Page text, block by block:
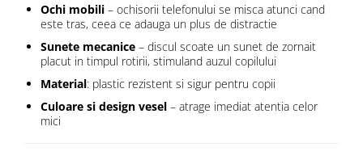
Ochi mobili – ochisorii telefonului se misca atunci cand
este tras, ceea ce adauga un plus de distractie
Sunete mecanice – discul scoate un sunet de zornait
placut in timpul rotirii, stimuland auzul copilului
Material: plastic rezistent si sigur pentru copii
Culoare si design vesel – atrage imediat atentia celor
mici